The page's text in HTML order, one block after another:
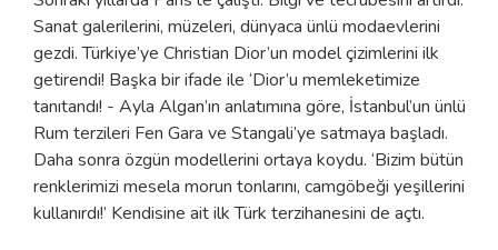
Sanat galerilerini, müzeleri, dünyaca ünlü modaevlerini
gezdi. Türkiye’ye Christian Dior’un model çizimlerini ilk
getirendi! Başka bir ifade ile ‘Dior’u memleketimize
tanıtandı! - Ayla Algan’ın anlatımına göre, İstanbul’un ünlü
Rum terzileri Fen Gara ve Stangali’ye satmaya başladı.
Daha sonra özgün modellerini ortaya koydu. ‘Bizim bütün
renklerimizi mesela morun tonlarını, camgöbeği yeşillerini
kullanırdı!’ Kendisine ait ilk Türk terzihanesini de açtı.